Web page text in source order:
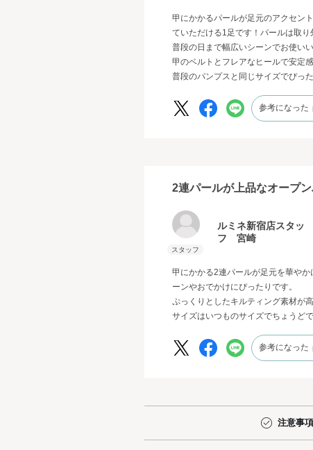
甲にかかるパールが足元のアクセン
ていただける1足です！パールは取
普段の日まで幅広いシーンでお使いい
甲のベルトとフレアなヒールで安定感
普段のパンプスと同じサイズでぴった
参考になった
2連パールが上品なオープ
ルミネ新宿店スタッ
フ 宮崎
甲にかかる2連パールが足元を華や
ーンやおでかけにぴったりです。
ぷっくりとしたキルティング素材が
サイズはいつものサイズでちょうどで
参考になった
注意事